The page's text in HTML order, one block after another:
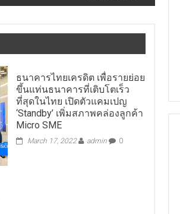
ธนาคารไทยเครดิต เพื่อรายย่อย
ขึ้นแท่นธนาคารที่เติบโตเร็ว
ที่สุดในไทย เปิดตัวแคมเปญ
‘Standby’ เพิ่มสภาพคล่องลูกค้า
Micro SME
March 17, 2022 admin 0